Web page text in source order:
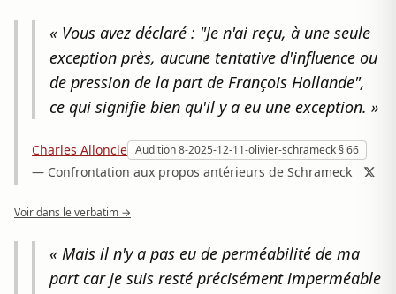
« Vous avez déclaré : "Je n'ai reçu, à une seule
exception près, aucune tentative d'influence ou
de pression de la part de François Hollande",
ce qui signifie bien qu'il y a eu une exception. »
Charles Alloncle Audition 8-2025-12-11-olivier-schrameck § 66
— Confrontation aux propos antérieurs de Schrameck
Voir dans le verbatim →
« Mais il n'y a pas eu de perméabilité de ma
part car je suis resté précisément imperméable